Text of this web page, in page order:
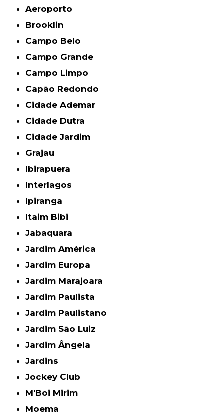
Aeroporto
Brooklin
Campo Belo
Campo Grande
Campo Limpo
Capão Redondo
Cidade Ademar
Cidade Dutra
Cidade Jardim
Grajau
Ibirapuera
Interlagos
Ipiranga
Itaim Bibi
Jabaquara
Jardim América
Jardim Europa
Jardim Marajoara
Jardim Paulista
Jardim Paulistano
Jardim São Luiz
Jardim Ângela
Jardins
Jockey Club
M'Boi Mirim
Moema